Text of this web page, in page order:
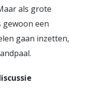
als grote
gewoon een
gaan inzetten,